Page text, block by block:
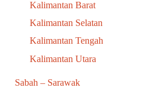
Kalimantan Barat
Kalimantan Selatan
Kalimantan Tengah
Kalimantan Utara
Sabah – Sarawak